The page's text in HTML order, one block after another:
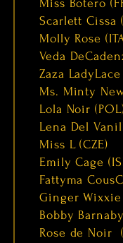
Miss Botero
Scarlett Cissa
Molly Rose
Veda
Zaza
Ms. Minty
Lola Noir
Lena Del
Miss L (CZE)
Emily Cage
Fattyma
Ginger Wixxie
Bobby
Rose de Noir